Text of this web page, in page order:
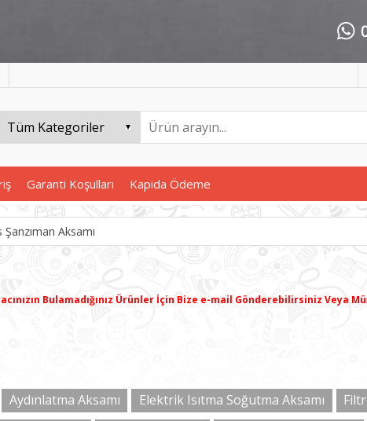
Garanti Koşulları Kapida Ödeme
Şanzıman Aksamı
Bulamadığınız Ürünler İçin Bize e-mail Gönderebilirsiniz Veya
Aydınlatma Aksamı Elektrik Isıtma Soğutma Aksamı